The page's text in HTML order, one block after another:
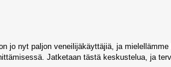
jo nyt paljon veneilijäkäyttäjiä, ja
Jatketaan tästä keskustelua, ja